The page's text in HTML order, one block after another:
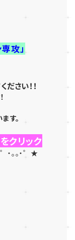
攻」
さい！！
す。
クリック
・。。・゜★